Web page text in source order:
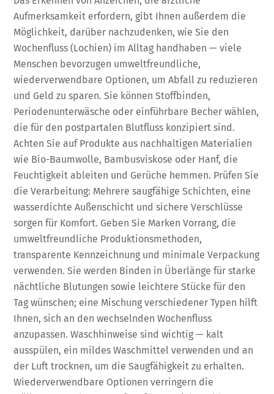
Aufmerksamkeit erfordern, gibt Ihnen außerdem die
Möglichkeit, darüber nachzudenken, wie Sie den
Wochenfluss (Lochien) im Alltag handhaben — viele
Menschen bevorzugen umweltfreundliche,
wiederverwendbare Optionen, um Abfall zu reduzieren
und Geld zu sparen. Sie können Stoffbinden,
Periodenunterwäsche oder einführbare Becher wählen,
die für den postpartalen Blutfluss konzipiert sind.
Achten Sie auf Produkte aus nachhaltigen Materialien
wie Bio-Baumwolle, Bambusviskose oder Hanf, die
Feuchtigkeit ableiten und Gerüche hemmen. Prüfen Sie
die Verarbeitung: Mehrere saugfähige Schichten, eine
wasserdichte Außenschicht und sichere Verschlüsse
sorgen für Komfort. Geben Sie Marken Vorrang, die
umweltfreundliche Produktionsmethoden,
transparente Kennzeichnung und minimale Verpackung
verwenden. Sie werden Binden in Überlänge für starke
nächtliche Blutungen sowie leichtere Stücke für den
Tag wünschen; eine Mischung verschiedener Typen hilft
Ihnen, sich an den wechselnden Wochenfluss
anzupassen. Waschhinweise sind wichtig — kalt
ausspülen, ein mildes Waschmittel verwenden und an
der Luft trocknen, um die Saugfähigkeit zu erhalten.
Wiederverwendbare Optionen verringern die